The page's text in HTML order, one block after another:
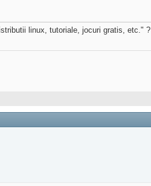
linux, tutoriale, jocuri gratis, etc." ?